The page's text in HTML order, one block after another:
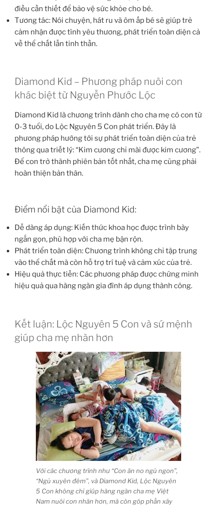
điều cần thiết để bảo vệ sức khỏe cho bé.
Tương tác: Nói chuyện, hát ru và ôm ấp bé sẽ giúp trẻ
cảm nhận được tình yêu thương, phát triển toàn diện cả
về thể chất lẫn tinh thần.
Diamond Kid – Phương pháp nuôi con
khác biệt từ Nguyễn Phước Lộc
Diamond Kid là chương trình dành cho cha mẹ có con từ
0-3 tuổi, do Lộc Nguyên 5 Con phát triển. Đây là
phương pháp hướng tới sự phát triển toàn diện của trẻ
thông qua triết lý: “Kim cương chỉ mài được kim cương”.
Để con trở thành phiên bản tốt nhất, cha mẹ cũng phải
hoàn thiện bản thân.
Điểm nổi bật của Diamond Kid:
Dễ dàng áp dụng: Kiến thức khoa học được trình bày
ngắn gọn, phù hợp với cha mẹ bận rộn.
Phát triển toàn diện: Chương trình không chỉ tập trung
vào thể chất mà còn hỗ trợ trí tuệ và cảm xúc của trẻ.
Hiệu quả thực tiễn: Các phương pháp được chứng minh
hiệu quả qua hàng ngàn gia đình áp dụng thành công.
Kết luận: Lộc Nguyên 5 Con và sứ mệnh
giúp cha mẹ nhàn hơn
Với các chương trình như “Con ăn no ngủ ngon”,
“Ngủ xuyên đêm”, và Diamond Kid, Lộc Nguyên
5 Con không chỉ giúp hàng ngàn cha mẹ Việt
Nam nuôi con nhàn hơn, mà còn góp phần xây